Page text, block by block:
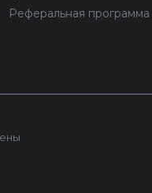
Реферальная программа